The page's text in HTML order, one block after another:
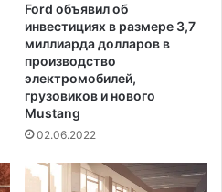
Ford объявил об
инвестициях в размере 3,7
миллиарда долларов в
производство
электромобилей,
грузовиков и нового
Mustang
02.06.2022